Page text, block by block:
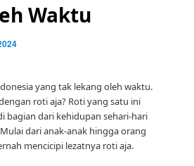
Waktu
yang tak lekang oleh waktu.
roti aja? Roti yang satu ini
bagian dari kehidupan sehari-hari
dari anak-anak hingga orang
mencicipi lezatnya roti aja.